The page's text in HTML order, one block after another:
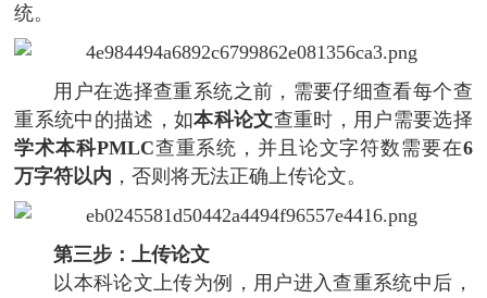
统。
用户在选择查重系统之前，需要仔细查看每个查
重系统中的描述，如本科论文查重时，用户需要选择
学术本科PMLC查重系统，并且论文字符数需要在6
万字符以内 ，否则将无法正确上传论文。
第三步：上传论文
以本科论文上传为例，用户进入查重系统中后，